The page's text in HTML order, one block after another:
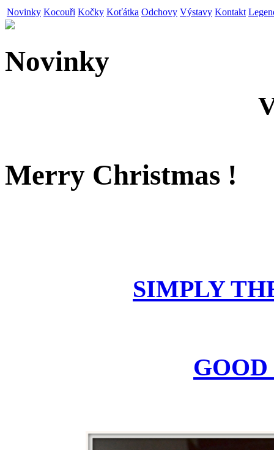
Novinky Kocouři Kočky Koťátka Odchovy Výstavy Kontakt
Novinky
Merry Christmas !
SIMPLY
GOOD